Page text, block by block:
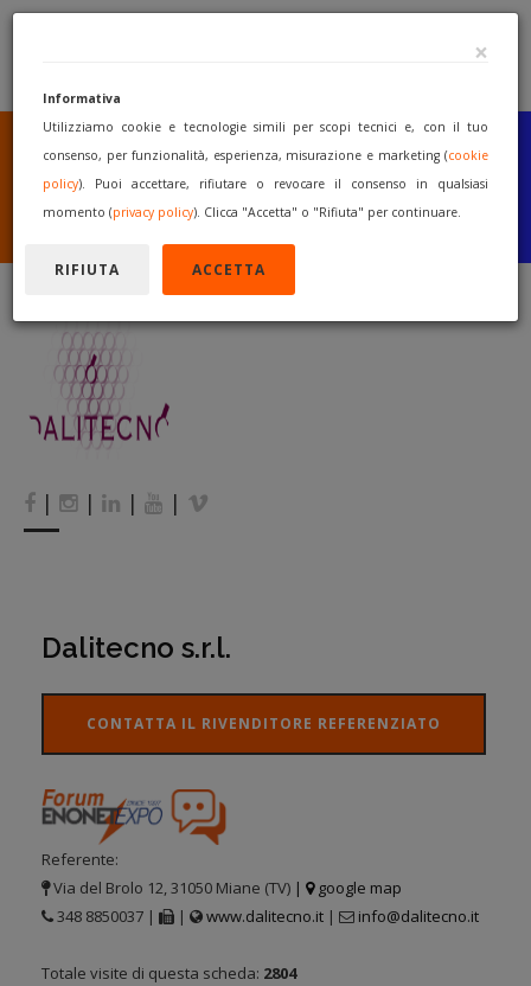
SEI UN COSTRUTTORE
O UN RIVENDITORE?
PUBBLICA GRATUITAMENTE
I TUOI MACCHINARI
INIZIA A VENDERE
| | | |
Dalitecno s.r.l.
CONTATTA IL RIVENDITORE REFERENZIATO
Referente:
Via del Brolo 12, 31050 Miane (TV) |
google map
348 8850037 |
| www.dalitecno.it | info@dalitecno.it
Totale visite di questa scheda: 2804
×
Informativa
Utilizziamo cookie e tecnologie simili per scopi tecnici e, con il tuo
consenso, per funzionalità, esperienza, misurazione e marketing (cookie
policy). Puoi accettare, rifiutare o revocare il consenso in qualsiasi
momento (privacy policy). Clicca "Accetta" o "Rifiuta" per continuare.
RIFIUTA ACCETTA